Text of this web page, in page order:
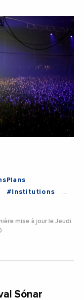
#Institutions
mise à jour le Jeudi
Sónar